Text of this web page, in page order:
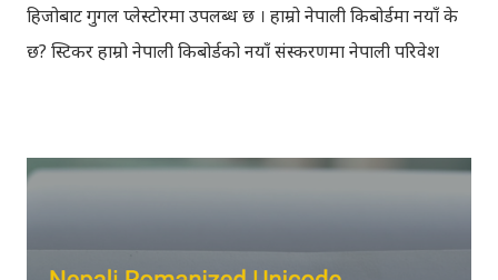
हिजोबाट गुगल प्लेस्टोरमा उपलब्ध छ । हाम्रो नेपाली किबोर्डमा नयाँ के
छ? स्टिकर हाम्रो नेपाली किबोर्डको नयाँ संस्करणमा नेपाली परिवेश
इन्स्टाग्राम आदि जुनसुकै एप्लिकेशनमा पनि प्रयोग गर्न मिल्ने यी नेपाली
मैचासमेत गरी आठ किसिमका स्टिकरहरु समावेश गरिएकोछ । हाम्रो